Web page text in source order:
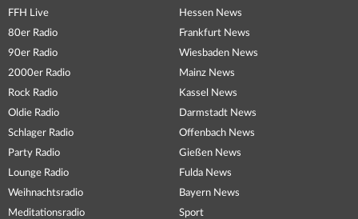
FFH Live
80er Radio
90er Radio
2000er Radio
Rock Radio
Oldie Radio
Schlager Radio
Party Radio
Lounge Radio
Weihnachtsradio
Meditationsradio
Hessen News
Frankfurt News
Wiesbaden News
Mainz News
Kassel News
Darmstadt News
Offenbach News
Gießen News
Fulda News
Bayern News
Sport